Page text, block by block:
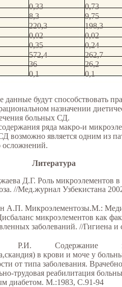
0,33 0,73
8,3 9,75
220,3 198,3
0,02 0,02
0,35 0,24
572,4 262,7
36 26,2
0,1
0,1
данные будут способствовать
назначении
больных СД.
ряда макро-и
возможно является одним из
осложнений.
Литература
Д.Г. Роль микроэлементов
//Мед.журнал Узбекистана
А.П. Микроэлементозы.М.:
микроэлементов как
заболеваний. //Гигиена и
Р.И. Содержание
в крови и моче у
от типа заболевания.
трудовая реабилитация
диабетом. М.:1983, С.91-94